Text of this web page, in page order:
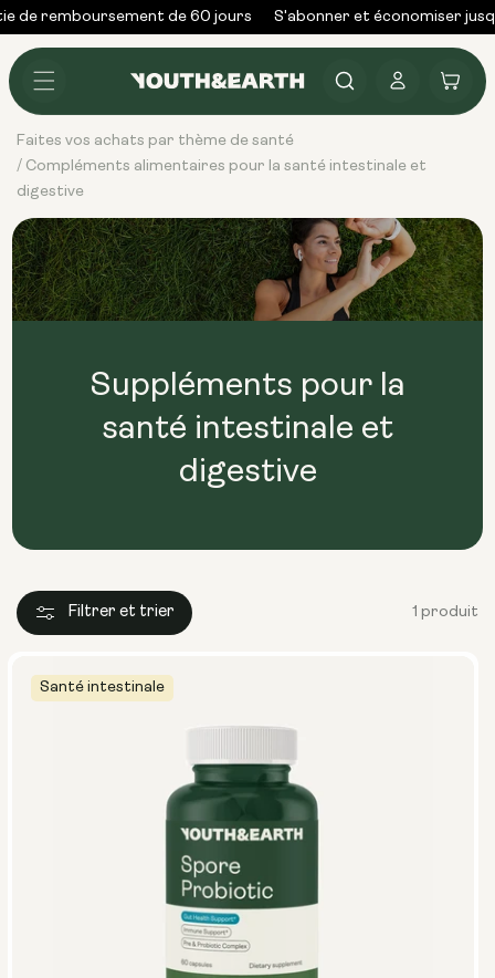
Skip to
content
de remboursement de 60 jours S'abonner et économiser
connecter
Panier
Faites vos achats par thème de santé
/ Compléments alimentaires pour la santé intestinale et
digestive
Suppléments pour la
santé intestinale et
digestive
Filtrer et trier 1 produit
Santé intestinale